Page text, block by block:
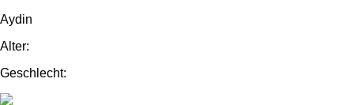
Aydin
Alter:
Geschlecht: